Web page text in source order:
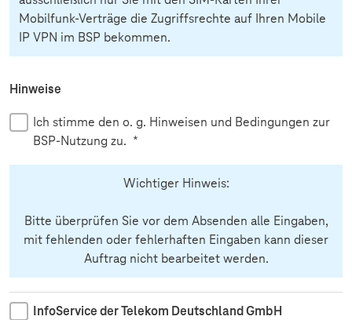
Mobilfunk-Verträge die Zugriffsrechte auf Ihren Mobile
IP VPN im BSP bekommen.
Hinweise
Ich stimme den o. g. Hinweisen und Bedingungen zur
BSP-Nutzung zu. *
Wichtiger Hinweis:
Bitte überprüfen Sie vor dem Absenden alle Eingaben,
mit fehlenden oder fehlerhaften Eingaben kann dieser
Auftrag nicht bearbeitet werden.
InfoService der Telekom Deutschland GmbH